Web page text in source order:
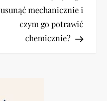
usunąć mechanicznie i
czym go potrawić
chemicznie?